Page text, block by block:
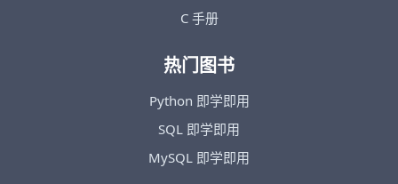
C 手册
热门图书
Python 即学即用
SQL 即学即用
MySQL 即学即用